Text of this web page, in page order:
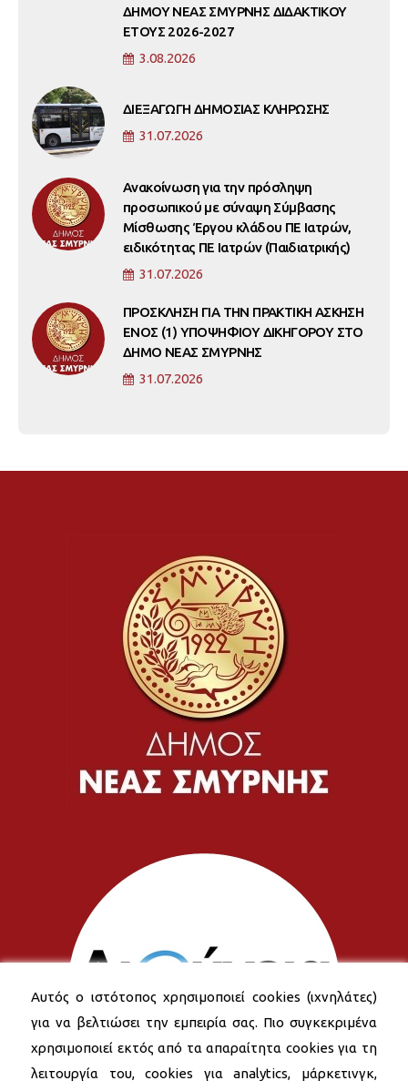
ΔΗΜΟΥ ΝΕΑΣ ΣΜΥΡΝΗΣ ΔΙΔΑΚΤΙΚΟΥ
ΕΤΟΥΣ 2026-2027
3.08.2026
ΔΙΕΞΑΓΩΓΗ ΔΗΜΟΣΙΑΣ ΚΛΗΡΩΣΗΣ
31.07.2026
Ανακοίνωση για την πρόσληψη
προσωπικού με σύναψη Σύμβασης
Μίσθωσης Έργου κλάδου ΠΕ Ιατρών,
ειδικότητας ΠΕ Ιατρών (Παιδιατρικής)
31.07.2026
ΠΡΟΣΚΛΗΣΗ ΓΙΑ ΤΗΝ ΠΡΑΚΤΙΚΗ ΑΣΚΗΣΗ
ΕΝΟΣ (1) ΥΠΟΨΗΦΙΟΥ ΔΙΚΗΓΟΡΟΥ ΣΤΟ
ΔΗΜΟ ΝΕΑΣ ΣΜΥΡΝΗΣ
31.07.2026
Αυτός ο ιστότοπος χρησιμοποιεί cookies (ιχνηλάτες)
για να βελτιώσει την εμπειρία σας. Πιο συγκεκριμένα
χρησιμοποιεί εκτός από τα απαραίτητα cookies για τη
λειτουργία του, cookies για analytics, μάρκετινγκ,